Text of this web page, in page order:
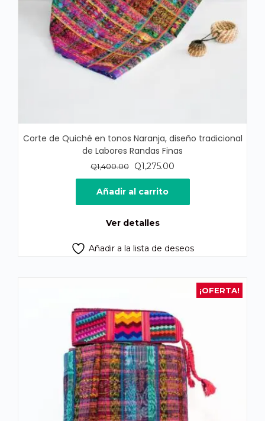
Corte de Quiché en tonos Naranja, diseño tradicional
de Labores Randas Finas
Q1,400.00
El
precio
original
era:
Q1,275.00
precio
es:
Añadir al carrito
Ver detalles
Añadir a la lista de deseos
¡OFERTA!